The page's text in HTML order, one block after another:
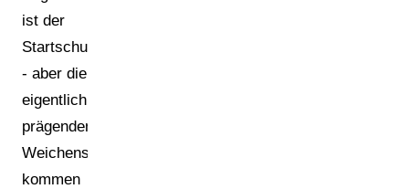
ist der
Startschuss
- aber die
eigentlich
prägenden
Weichenstellungen
kommen